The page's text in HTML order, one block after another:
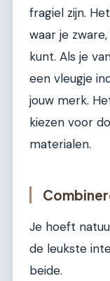
fragiel zijn.
waar je
kunt. Als je
een vleugje
jouw merk.
kiezen voor
materialen.
Je hoeft
de leukste
beide.